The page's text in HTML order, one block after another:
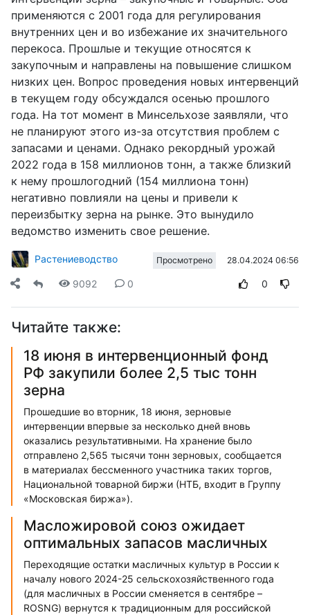
применяются с 2001 года для регулирования
внутренних цен и во избежание их значительного
перекоса. Прошлые и текущие относятся к
закупочным и направлены на повышение слишком
низких цен. Вопрос проведения новых интервенций
в текущем году обсуждался осенью прошлого
года. На тот момент в Минсельхозе заявляли, что
не планируют этого из-за отсутствия проблем с
запасами и ценами. Однако рекордный урожай
2022 года в 158 миллионов тонн, а также близкий
к нему прошлогодний (154 миллиона тонн)
негативно повлияли на цены и привели к
переизбытку зерна на рынке. Это вынудило
ведомство изменить свое решение.
Растениеводство Просмотрено 28.04.2024 06:56
9092 0 0
Читайте также:
18 июня в интервенционный фонд
РФ закупили более 2,5 тыс тонн
зерна
Прошедшие во вторник, 18 июня, зерновые
интервенции впервые за несколько дней вновь
оказались результативными. На хранение было
отправлено 2,565 тысячи тонн зерновых, сообщается
в материалах бессменного участника таких торгов,
Национальной товарной биржи (НТБ, входит в Группу
«Московская биржа»).
Масложировой союз ожидает
оптимальных запасов масличных
Переходящие остатки масличных культур в России к
началу нового 2024-25 сельскохозяйственного года
(для масличных в России сменяется в сентябре –
ROSNG) вернутся к традиционным для российской